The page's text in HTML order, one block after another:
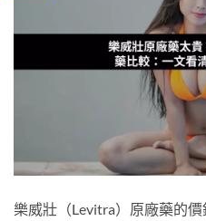
樂威壯（Levitra）原廠藥的